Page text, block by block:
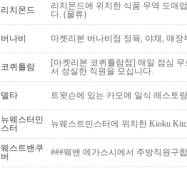
리치몬드
리치몬드에 위치한 식품 무역 도매
다. (물류)
버나비 마켓리본 버나비점 정육, 야채, 매
코퀴틀람
[마켓리본 코퀴틀람점] 매일 점심
서 성실한 직원을 모십니다.
델타 트왓슨에 있는 카모메 일식 레스토
뉴웨스터민
스터
뉴웨스트민스터에 위치한 Kioku
웨스트밴쿠
버
###웨밴 메가스시에서 주방직원구